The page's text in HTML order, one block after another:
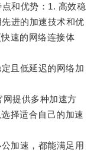
和优势：1. 高效稳
进的加速技术和优
速的网络连接体
且低延迟的网络加
提供多种加速方
择适合自己的加速
加速，都能满足用